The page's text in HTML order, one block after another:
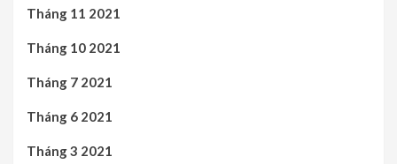
Tháng 11 2021
Tháng 10 2021
Tháng 7 2021
Tháng 6 2021
Tháng 3 2021